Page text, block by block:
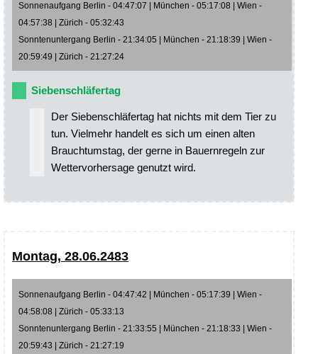
Sonnenaufgang Berlin - 04:47:07 | München - 05:17:08 | Wien -
04:57:38 | Zürich - 05:32:43
Sonntenuntergang Berlin - 21:34:05 | München - 21:18:39 | Wien -
20:59:49 | Zürich - 21:27:24
Siebenschläfertag
Der Siebenschläfertag hat nichts mit dem Tier zu
tun. Vielmehr handelt es sich um einen alten
Brauchtumstag, der gerne in Bauernregeln zur
Wettervorhersage genutzt wird.
Montag, 28.06.2483
Sonnenaufgang Berlin - 04:47:42 | München - 05:17:39 | Wien -
04:58:08 | Zürich - 05:33:13
Sonntenuntergang Berlin - 21:33:55 | München - 21:18:33 | Wien -
20:59:43 | Zürich - 21:27:19